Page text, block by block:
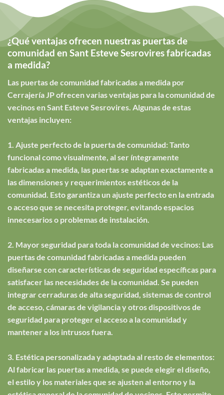
¿Qué ventajas ofrecen nuestras puertas de
comunidad en Sant Esteve Sesrovires fabricadas
a medida?
Las puertas de comunidad fabricadas a medida por
Cerrajería JP ofrecen varias ventajas para la comunidad de
vecinos en Sant Esteve Sesrovires. Algunas de estas
ventajas incluyen:
1. Ajuste perfecto de la puerta de comunidad: Tanto
funcional como visualmente, al ser íntegramente
fabricadas a medida, las puertas se adaptan exactamente a
las dimensiones y requerimientos estéticos de la
comunidad. Esto garantiza un ajuste perfecto en la entrada
o acceso que se necesita proteger, evitando espacios
innecesarios o problemas de instalación.
2. Mayor seguridad para toda la comunidad de vecinos: Las
puertas de comunidad fabricadas a medida pueden
diseñarse con características de seguridad específicas para
satisfacer las necesidades de la comunidad. Se pueden
integrar cerraduras de alta seguridad, sistemas de control
de acceso, cámaras de vigilancia y otros dispositivos de
seguridad para proteger el acceso a la comunidad y
mantener a los intrusos fuera.
3. Estética personalizada y adaptada al resto de elementos:
Al fabricar las puertas a medida, se puede elegir el diseño,
el estilo y los materiales que se ajusten al entorno y la